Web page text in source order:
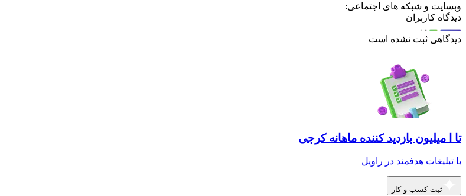
وبسایت و شبکه های اجتماعی:
دیدگاه کاربران
دیدگاهی ثبت نشده است
تا ا میلیون بازدید کننده ماهانه کرجی
با تبلیغات هدفمند در راویل
ثبت کسب و کار